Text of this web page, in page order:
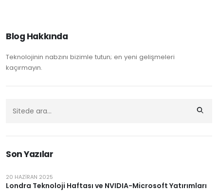
Blog Hakkında
Teknolojinin nabzını bizimle tutun; en yeni gelişmeleri
kaçırmayın.
Son Yazılar
Londra Teknoloji Haftası ve NVIDIA-Microsoft Yatırımları
20 HAZIRAN 2025